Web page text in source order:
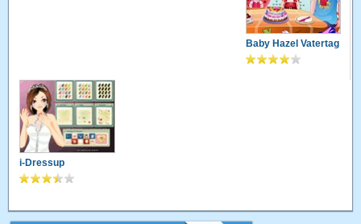
Baby Hazel Vatertag
i-Dressup